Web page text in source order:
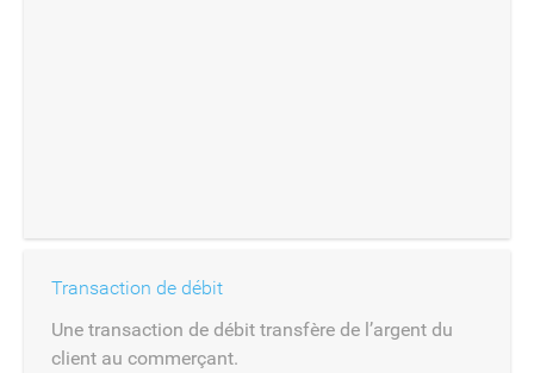
Transaction de débit
Une transaction de débit transfère de l’argent du
client au commerçant.